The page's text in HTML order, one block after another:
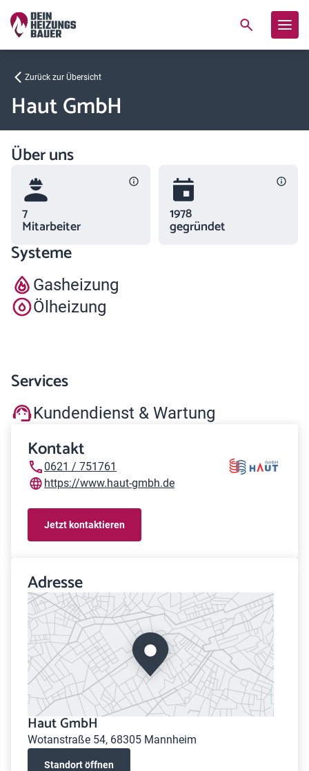
Zurück zur Übersicht
Haut GmbH
Über uns
7
Mitarbeiter
1978
gegründet
Systeme
Gasheizung
Ölheizung
Services
Kundendienst & Wartung
Kontakt
0621 / 751761
https://www.haut-gmbh.de
Jetzt kontaktieren
Adresse
Haut GmbH
Wotanstraße 54, 68305 Mannheim
Standort öffnen